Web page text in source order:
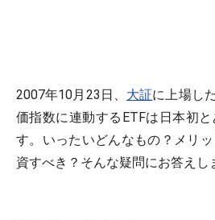
2007年10月23日、 大証に上場し
価指数に連動するETFは日本初
す。いったいどんなもの？メリ
資すべき？そんな疑問にお答えし